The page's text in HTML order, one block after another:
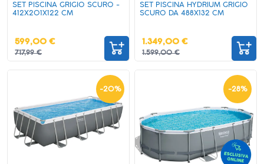
SET PISCINA GRIGIO SCURO -
412X201X122 CM
599,00 €
717,99 €
SET PISCINA HYDRIUM GRIGIO
SCURO DA 488X132 CM
1.349,00 €
1.599,00 €
-20% -28%